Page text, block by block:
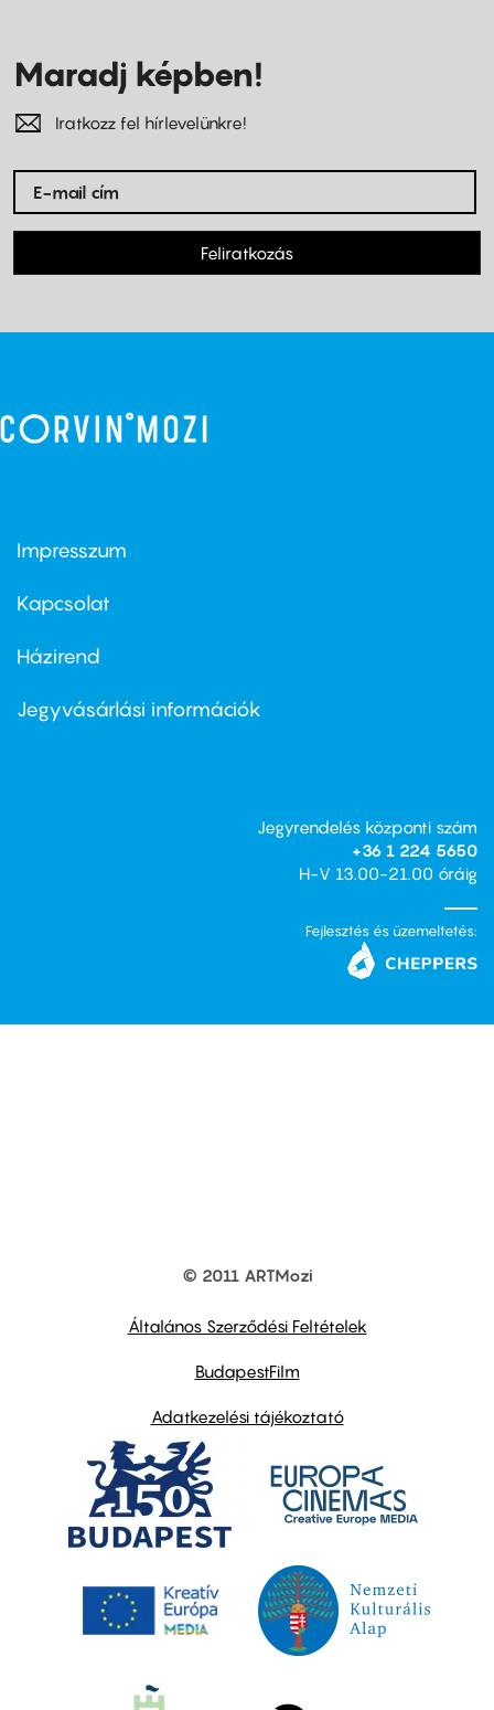
Maradj képben!
Iratkozz fel hírlevelünkre!
Feliratkozás
Footer
first
Impresszum
Kapcsolat
Footer
second
Házirend
Jegyvásárlási információk
Jegyrendelés központi szám
+36 1 224 5650
H-V 13.00-21.00 óráig
Fejlesztés és üzemeltetés:
© 2011 ARTMozi
Általános Szerződési Feltételek
BudapestFilm
Adatkezelési tájékoztató